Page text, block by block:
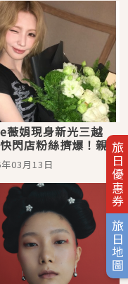
旅日優惠券
旅日地圖
娟現身新光三越
閃店粉絲擠爆！親揭
持色底妝秘密
03月13日